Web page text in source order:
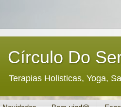
Círculo Do
Terapias Holisticas, Yoga,